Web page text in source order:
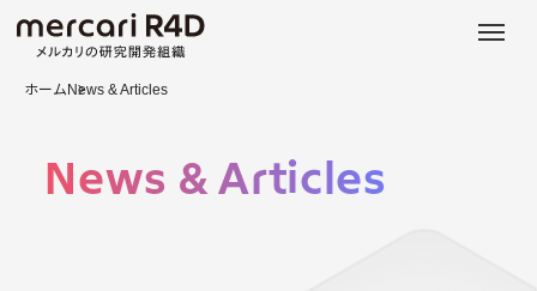
ホーム News & Articles
News & Articles